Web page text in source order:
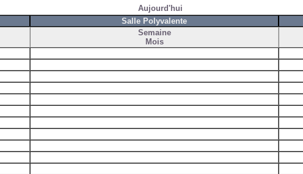
Aujourd'hui
Salle Polyvalente
Semaine
Mois